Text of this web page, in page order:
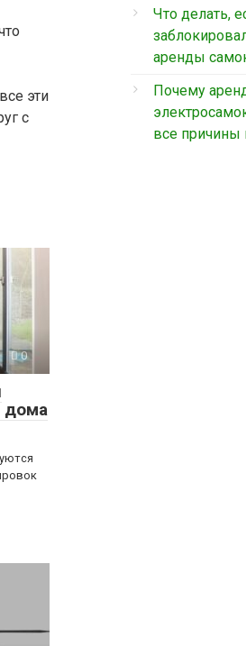
эти
с
0
дома
Что делать,
аренды
Почему
все причины